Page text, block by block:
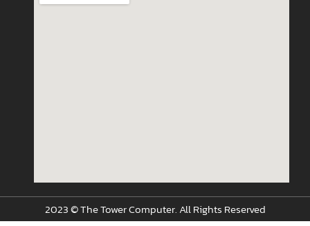
2023 © The Tower Computer. All Rights Reserved